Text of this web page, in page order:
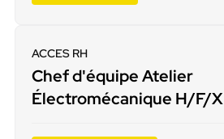
ACCES RH
Chef d'équipe Atelier
Électromécanique H/F/X